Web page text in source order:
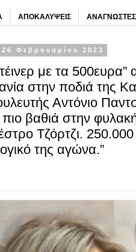
ΑΠΟΚΑΛΥΨΕΙΣ ΑΝΑΓΝΩΣΤΕΣ
26 Φεβρουαρίου 2023
με τα
στην ποδιά της
Αντόνιο
πιο βαθιά στην
Τζόρτζι.
της αγώνα.”